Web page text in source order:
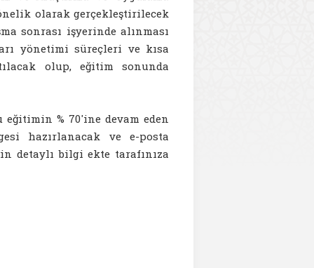
olarak gerçekleştirilecek
sonrası işyerinde alınması
yönetimi süreçleri ve kısa
olup, eğitim sonunda
% 70'ine devam eden
hazırlanacak ve e-posta
detaylı bilgi ekte tarafınıza